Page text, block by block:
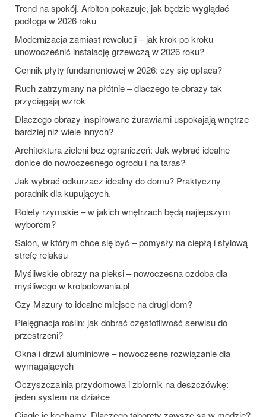
Trend na spokój. Arbiton pokazuje, jak będzie wyglądać
podłoga w 2026 roku
Modernizacja zamiast rewolucji – jak krok po kroku
unowocześnić instalację grzewczą w 2026 roku?
Cennik płyty fundamentowej w 2026: czy się opłaca?
Ruch zatrzymany na płótnie – dlaczego te obrazy tak
przyciągają wzrok
Dlaczego obrazy inspirowane żurawiami uspokajają wnętrze
bardziej niż wiele innych?
Architektura zieleni bez ograniczeń: Jak wybrać idealne
donice do nowoczesnego ogrodu i na taras?
Jak wybrać odkurzacz idealny do domu? Praktyczny
poradnik dla kupujących.
Rolety rzymskie – w jakich wnętrzach będą najlepszym
wyborem?
Salon, w którym chce się być – pomysły na ciepłą i stylową
strefę relaksu
Myśliwskie obrazy na pleksi – nowoczesna ozdoba dla
myśliwego w krolpolowania.pl
Czy Mazury to idealne miejsce na drugi dom?
Pielęgnacja roślin: jak dobrać częstotliwość serwisu do
przestrzeni?
Okna i drzwi aluminiowe – nowoczesne rozwiązanie dla
wymagających
Oczyszczalnia przydomowa i zbiornik na deszczówkę:
jeden system na działce